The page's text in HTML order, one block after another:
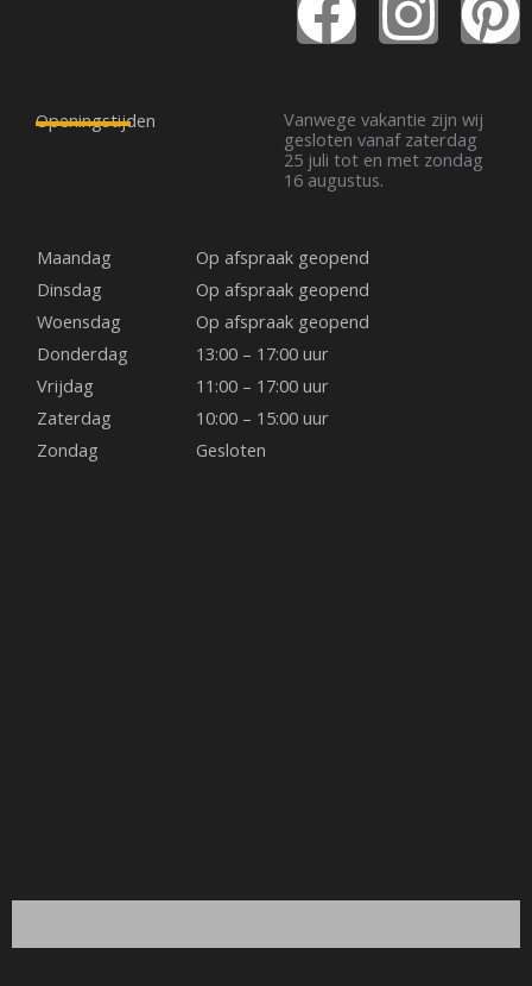
a
c
e
b
o
o
k
n
s
t
i
Openingstijden
Vanwege vakantie zijn wij
gesloten vanaf zaterdag
25 juli tot en met zondag
16 augustus.
Maandag
Op afspraak geopend
Dinsdag
Op afspraak geopend
Woensdag
Op afspraak geopend
Donderdag
13:00 – 17:00 uur
Vrijdag
11:00 – 17:00 uur
Zaterdag
10:00 – 15:00 uur
Zondag
Gesloten